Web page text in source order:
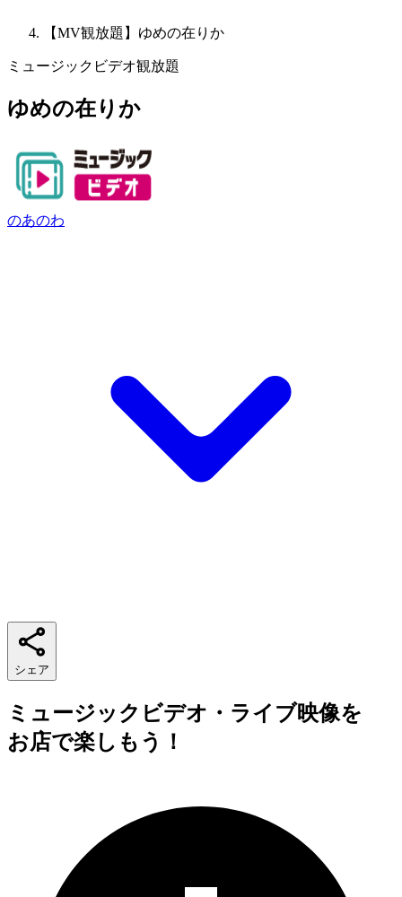
【MV観放題】ゆめの在りか
ミュージックビデオ観放題
ゆめの在りか
のあのわ
シェア
ミュージックビデオ・ライブ映像を
お店で楽しもう！